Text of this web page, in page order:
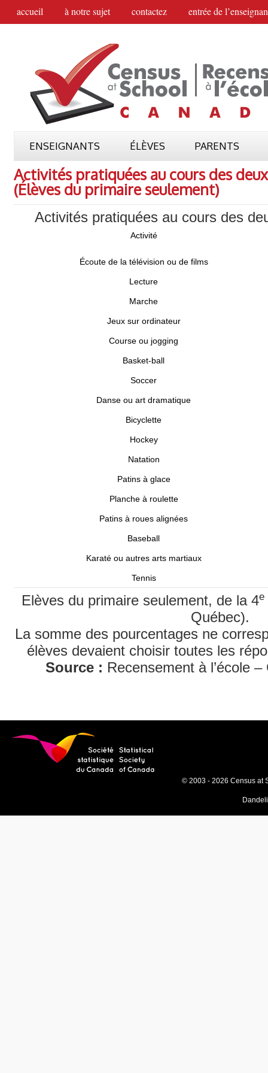
accueil à notre sujet contactez entrée de
ENSEIGNANTS ÉLÈVES PARENTS
Activités pratiquées au cours des
(Élèves du primaire seulement)
Activités pratiquées au cours des
Activité
Écoute de la télévision ou de films
Lecture
Marche
Jeux sur ordinateur
Course ou jogging
Basket-ball
Soccer
Danse ou art dramatique
Bicyclette
Hockey
Natation
Patins à glace
Planche à roulette
Patins à roues alignées
Baseball
Karaté ou autres arts martiaux
Tennis
Elèves du primaire seulement, de la 4e
Québec).
La somme des pourcentages ne
élèves devaient choisir toutes les
Source : Recensement à l’école
© 2003 - 2026 Census at